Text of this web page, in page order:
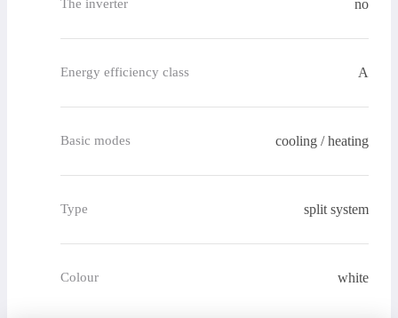
The inverter no
Energy efficiency class A
Basic modes cooling / heating
Type split system
Colour white